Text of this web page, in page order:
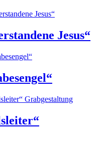
Jesus“